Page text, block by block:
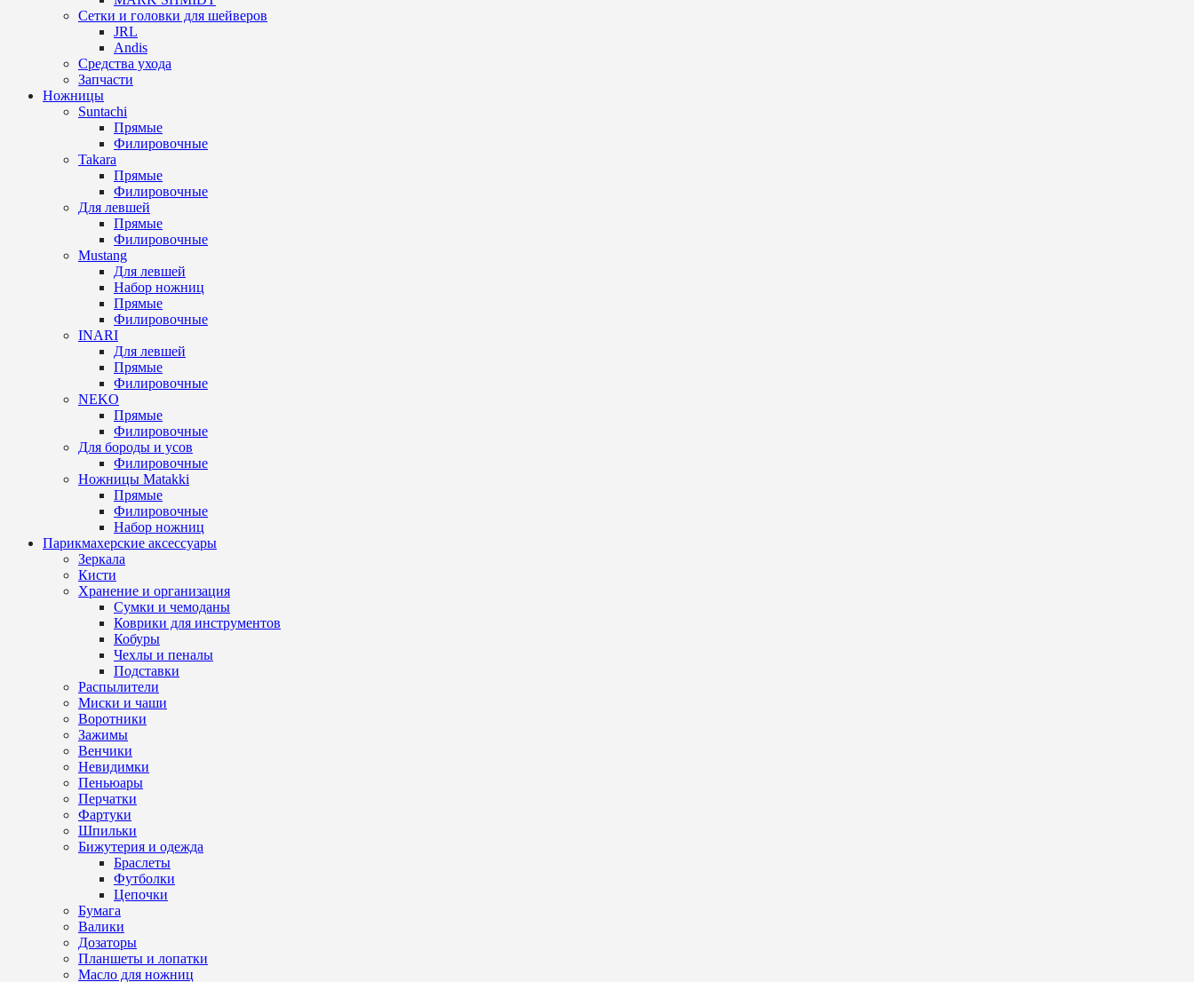
Сетки и головки для шейверов
JRL
Andis
Средства ухода
Запчасти
Ножницы
Suntachi
Прямые
Филировочные
Takara
Прямые
Филировочные
Для левшей
Прямые
Филировочные
Mustang
Для левшей
Набор ножниц
Прямые
Филировочные
INARI
Для левшей
Прямые
Филировочные
NEKO
Прямые
Филировочные
Для бороды и усов
Филировочные
Ножницы Matakki
Прямые
Филировочные
Набор ножниц
Парикмахерские аксессуары
Зеркала
Кисти
Хранение и организация
Сумки и чемоданы
Коврики для инструментов
Кобуры
Чехлы и пеналы
Подставки
Распылители
Миски и чаши
Воротники
Зажимы
Венчики
Невидимки
Пеньюары
Перчатки
Фартуки
Шпильки
Бижутерия и одежда
Браслеты
Футболки
Цепочки
Бумага
Валики
Дозаторы
Планшеты и лопатки
Масло для ножниц